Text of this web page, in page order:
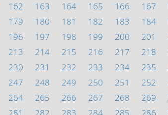
162 163 164 165 166 167
179 180 181 182 183 184
196 197 198 199 200 201
213 214 215 216 217 218
230 231 232 233 234 235
247 248 249 250 251 252
264 265 266 267 268 269